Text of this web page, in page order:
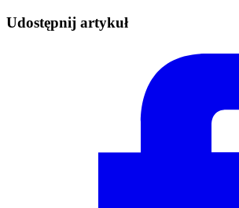
Udostępnij artykuł